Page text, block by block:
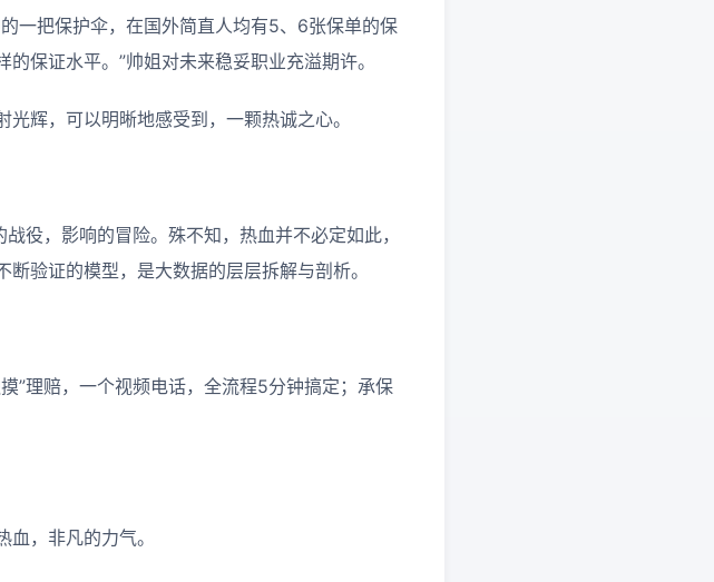
一把保护伞，在国外简直人均有5、6张保单的保
保证水平。”帅姐对未来稳妥职业充溢期许。
辉，可以明晰地感受到，一颗热诚之心。
役，影响的冒险。殊不知，热血并不必定如此，
验证的模型，是大数据的层层拆解与剖析。
”理赔，一个视频电话，全流程5分钟搞定；承保
，非凡的力气。